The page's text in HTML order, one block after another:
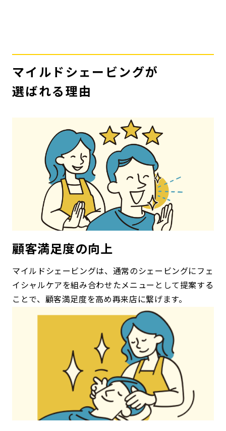
マイルドシェービングが
選ばれる理由
顧客満足度の向上
マイルドシェービングは、通常のシェービングにフェ
イシャルケアを組み合わせたメニューとして提案する
ことで、顧客満足度を高め再来店に繋げます。